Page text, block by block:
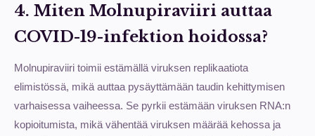
4. Miten Molnupiraviiri auttaa
COVID-19-infektion hoidossa?
Molnupiraviiri toimii estämällä viruksen replikaatiota
elimistössä, mikä auttaa pysäyttämään taudin kehittymisen
varhaisessa vaiheessa. Se pyrkii estämään viruksen RNA:n
kopioitumista, mikä vähentää viruksen määrää kehossa ja